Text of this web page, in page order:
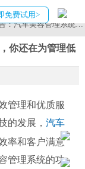
免费试用>
告：汽车美容管理系统
你还在为管理低
管理和优质服
的发展， 汽车
率和客户满意
管理系统的功